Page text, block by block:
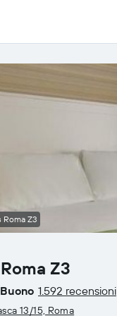
Z3
Buono 1.592 recensioni
13/15, Roma
Z3